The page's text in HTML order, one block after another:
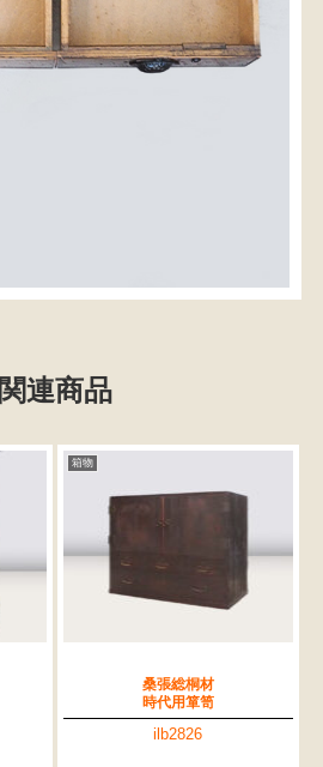
関連商品
箱物
桑張総桐材
時代用箪笥
ilb2826